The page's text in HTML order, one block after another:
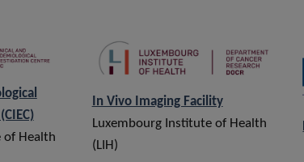
of Health
In Vivo Imaging Facility
Luxembourg Institute of Health
(LIH)